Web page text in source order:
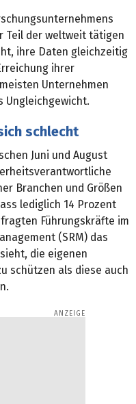
Teil der weltweit tätigen
ihre Daten gleichzeitig
ihrer
Unternehmen
Ungleichgewicht.
schlecht
Juni und August
Branchen und Größen
lediglich 14 Prozent
Führungskräfte im
(SRM) das
die eigenen
schützen als diese auch